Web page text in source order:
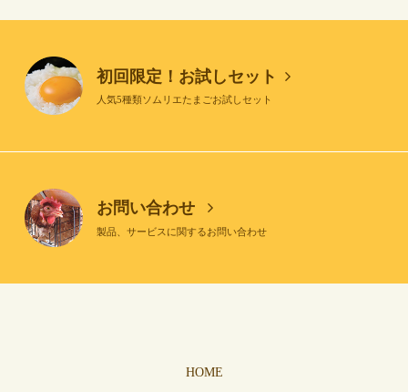
初回限定！お試しセット
人気5種類ソムリエたまごお試しセット
お問い合わせ
製品、サービスに関するお問い合わせ
HOME